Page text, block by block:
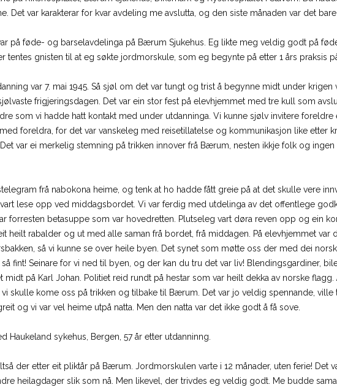
Det var karakterar for kvar avdeling me avslutta, og den siste månaden var det bare
på føde- og barselavdelinga på Bærum Sjukehus. Eg likte meg veldig godt på
gnisten til at eg søkte jordmorskule, som eg begynte på etter 1 års praksis
var 7. mai 1945. Så sjøl om det var tungt og trist å begynne midt under
frigjeringsdagen. Det var ein stor fest på elevhjemmet med tre kull som
som vi hadde hatt kontakt med under utdanninga. Vi kunne sjølv invitere
foreldra, for det var vanskeleg med reisetillatelse og kommunikasjon like etter
var ei merkelig stemning på trikken innover frå Bærum, nesten ikkje folk og ingen
frå nabokona heime, og tenk at ho hadde fått greie på at det skulle vere
lese opp ved middagsbordet. Vi var ferdig med utdelinga av det offentlege
forresten betasuppe som var hovedretten. Plutseleg vart døra reven opp og ein
heilt rabalder og ut med alle saman frå bordet, frå middagen. På elevhjemmet var
så vi kunne se over heile byen. Det synet som møtte oss der med dei
så fint! Seinare for vi ned til byen, og der kan du tru det var liv! Blendingsgardiner,
midt på Karl Johan. Politiet reid rundt på hestar som var heilt dekka av norske flagg.
skulle kome oss på trikken og tilbake til Bærum. Det var jo veldig spennande, ville
og vi var vel heime utpå natta. Men den natta var det ikke godt å få sove.
sykehus, Bergen, 57 år etter utdanninng.
der etter eit pliktår på Bærum. Jordmorskulen varte i 12 månader, uten ferie! Det
heilagdager slik som nå. Men likevel, der trivdes eg veldig godt. Me budde